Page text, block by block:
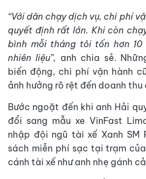
“Với dân chạy dịch vụ, chi phí
quyết định rất lớn. Khi còn
bình mỗi tháng tôi tốn hơn
nhiên liệu”, anh chia sẻ.
biến động, chi phí vận hành
ảnh hưởng rõ rệt đến doanh thu
Bước ngoặt đến khi anh Hải
đổi sang mẫu xe VinFast
nhập đội ngũ tài xế Xanh SM
sách miễn phí sạc tại trạm
cánh tài xế như anh nhẹ gánh